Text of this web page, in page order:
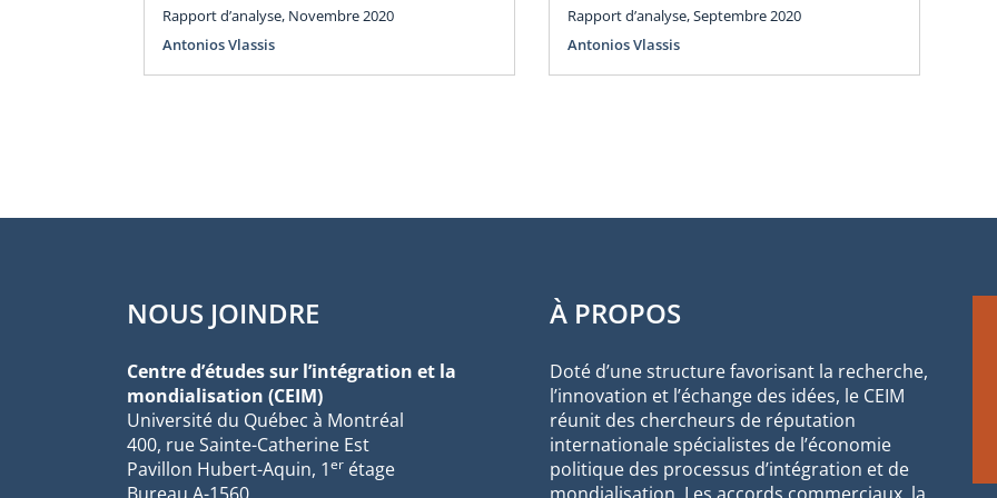
Rapport d’analyse, Novembre 2020
Antonios Vlassis
Rapport d’analyse, Septembre 2020
Antonios Vlassis
NOUS JOINDRE
Centre d’études sur l’intégration et la
mondialisation (CEIM)
Université du Québec à Montréal
400, rue Sainte-Catherine Est
Pavillon Hubert-Aquin, 1er étage
À PROPOS
Doté d’une structure favorisant la recherche,
l’innovation et l’échange des idées, le CEIM
réunit des chercheurs de réputation
internationale spécialistes de l’économie
politique des processus d’intégration et de